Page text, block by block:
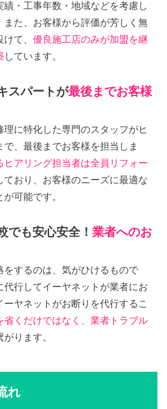
績・工事年数・地域などを考慮し
また、お客様から評価が芳しく無
けて、優良施工店のみが加盟を継
しています。
スパートが最後までお客様
理に特化した専門のスタッフがヒ
、最後までお客様を担当しま
ヒアリング担当者は全員リフォー
ており、お客様のニーズに最適な
可能です。
でも安心安全！業者へのお
をするのは、気がひけるもので
代行してイーヤネットが業者にお
ーヤネットがお断りを代行するこ
省くだけではなく、業者トラブル
ります。
れ